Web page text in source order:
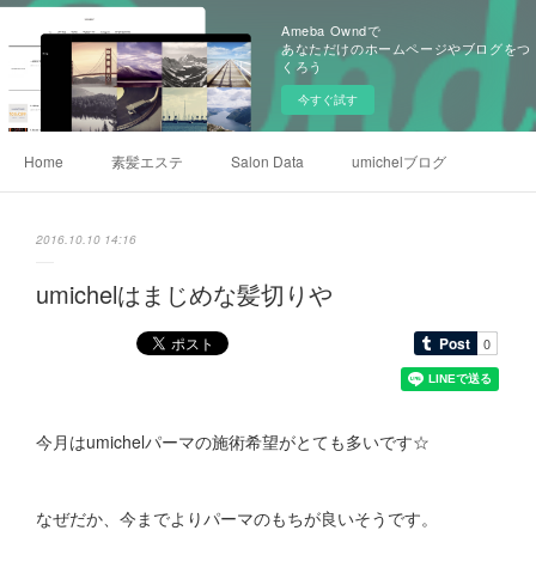
Ameba Owndで
あなただけのホームページやブログをつ
くろう
今すぐ試す
Home 素髪エステ Salon Data umichelブログ
2016.10.10 14:16
umichelはまじめな髪切りや
今月はumichelパーマの施術希望がとても多いです☆
なぜだか、今までよりパーマのもちが良いそうです。